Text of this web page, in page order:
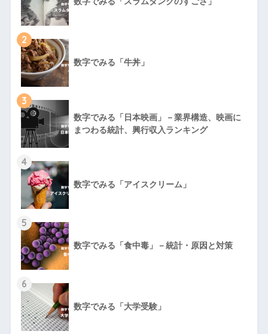
2
数字でみる「牛丼」
3
数字でみる「日本映画」－業界構造、映画に
まつわる統計、興行収入ランキング
4
数字でみる「アイスクリーム」
5
数字でみる「食中毒」－統計・原因と対策
6
数字でみる「大学受験」